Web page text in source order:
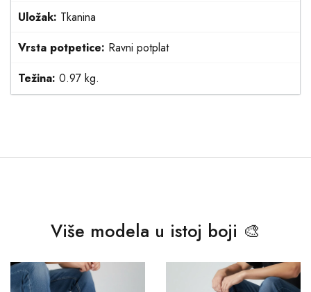
Uložak: Tkanina
Vrsta potpetice: Ravni potplat
Težina: 0.97 kg.
Više modela u istoj boji 🎨